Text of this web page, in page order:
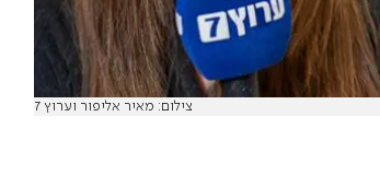
צילום: מאיר אליפור וערוץ 7